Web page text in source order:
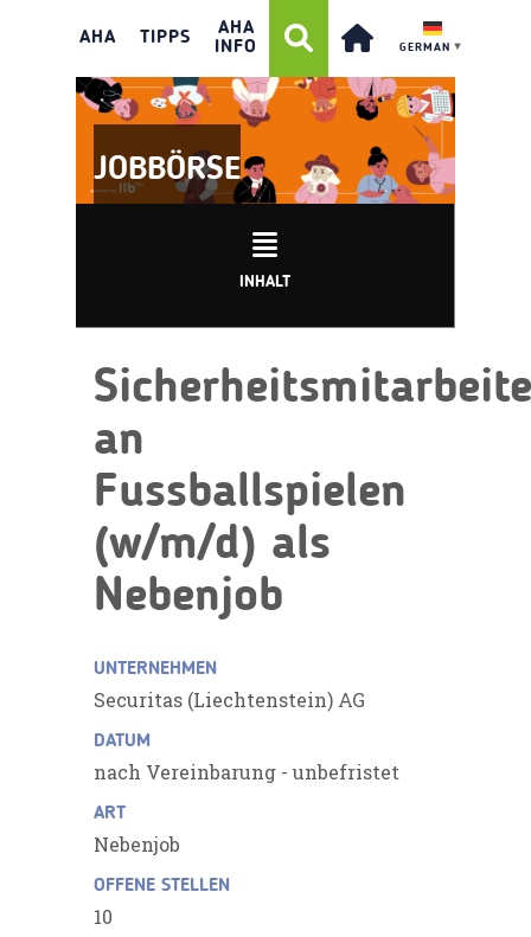
AHA TIPPS
AHA
INFO
GERMAN ▼
JOBBÖRSE
INHALT
an
Fussballspielen
(w/m/d) als
Nebenjob
UNTERNEHMEN
Securitas (Liechtenstein) AG
DATUM
nach Vereinbarung - unbefristet
ART
Nebenjob
OFFENE STELLEN
10